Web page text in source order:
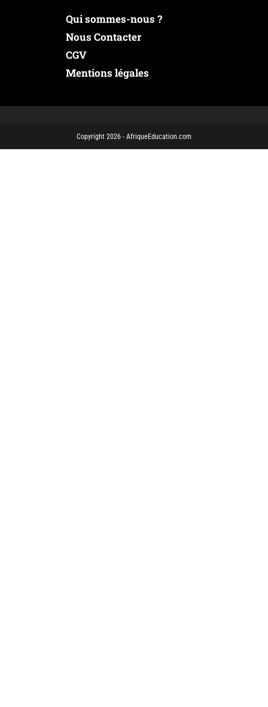
Qui sommes-nous ?
Nous Contacter
CGV
Mentions légales
Copyright 2026 - AfriqueEducation.com